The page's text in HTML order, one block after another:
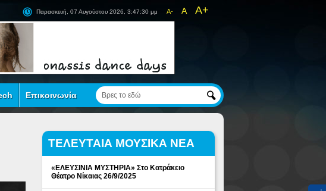
A- A A+
Παρασκευή, 07 Αυγούστου 2026, 3:47:31 μμ
Επικοινωνία
ΤΕΛΕΥΤΑΙΑ ΜΟΥΣΙΚΑ ΝΕΑ
«ΕΛΕΥΣΙΝΙΑ ΜΥΣΤΗΡΙΑ» Στο Κατράκειο
Θέατρο Νίκαιας 26/9/2025